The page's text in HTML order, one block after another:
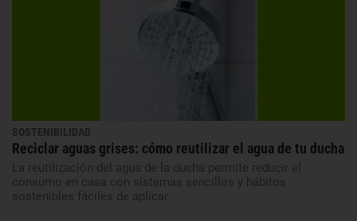
SOSTENIBILIDAD
Reciclar aguas grises: cómo reutilizar el agua de tu ducha
La reutilización del agua de la ducha permite reducir el
consumo en casa con sistemas sencillos y hábitos
sostenibles fáciles de aplicar.